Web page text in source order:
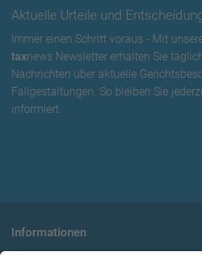
Aktuelle Urteile und
Immer einen Schritt voraus - Mit
taxnews Newsletter erhalten Sie
Nachrichten über aktuelle
Fallgestaltungen. So bleiben Sie
informiert.
Informationen